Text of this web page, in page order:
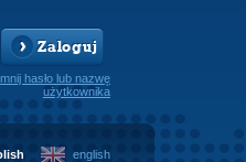
Zaloguj
hasło lub nazwę
użytkownika
english